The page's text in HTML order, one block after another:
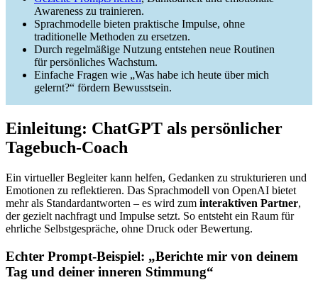
Awareness zu trainieren.
Sprachmodelle bieten praktische Impulse, ohne
traditionelle Methoden zu ersetzen.
Durch regelmäßige Nutzung entstehen neue Routinen
für persönliches Wachstum.
Einfache Fragen wie „Was habe ich heute über mich
gelernt?“ fördern Bewusstsein.
Einleitung: ChatGPT als persönlicher
Tagebuch-Coach
Ein virtueller Begleiter kann helfen, Gedanken zu strukturieren und
Emotionen zu reflektieren. Das Sprachmodell von OpenAI bietet
mehr als Standardantworten – es wird zum interaktiven Partner,
der gezielt nachfragt und Impulse setzt. So entsteht ein Raum für
ehrliche Selbstgespräche, ohne Druck oder Bewertung.
Echter Prompt-Beispiel: „Berichte mir von deinem
Tag und deiner inneren Stimmung“